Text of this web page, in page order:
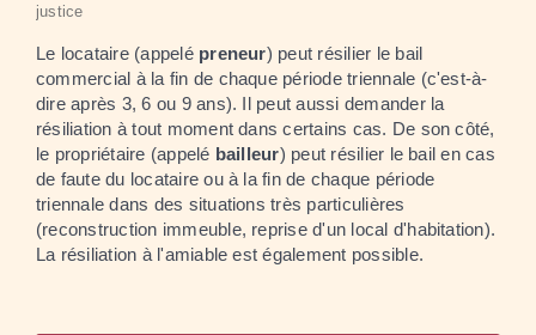
justice
Le locataire (appelé preneur) peut résilier le bail
commercial à la fin de chaque période triennale (c'est-à-
dire après 3, 6 ou 9 ans). Il peut aussi demander la
résiliation à tout moment dans certains cas. De son côté,
le propriétaire (appelé bailleur) peut résilier le bail en cas
de faute du locataire ou à la fin de chaque période
triennale dans des situations très particulières
(reconstruction immeuble, reprise d'un local d'habitation).
La résiliation à l'amiable est également possible.